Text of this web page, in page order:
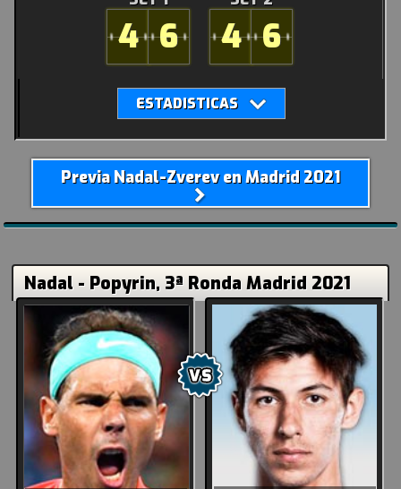
4 6 4 6
Previa Nadal-Zverev en Madrid 2021
Nadal - Popyrin, 3ª Ronda Madrid 2021